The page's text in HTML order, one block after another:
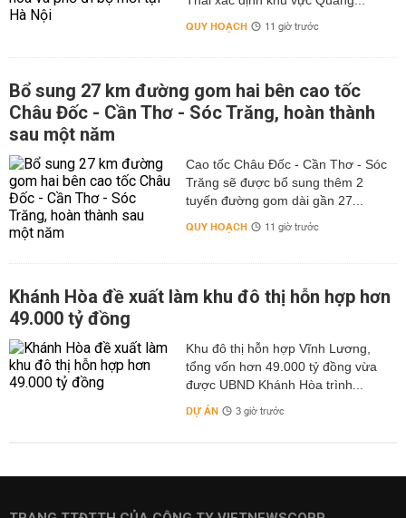
QUY HOẠCH 11 giờ trước
Bổ sung 27 km đường gom hai bên cao tốc
Châu Đốc - Cần Thơ - Sóc Trăng, hoàn thành
sau một năm
Cao tốc Châu Đốc - Cần Thơ - Sóc
Trăng sẽ được bổ sung thêm 2
tuyến đường gom dài gần 27...
QUY HOẠCH 11 giờ trước
Khánh Hòa đề xuất làm khu đô thị hỗn hợp hơn
49.000 tỷ đồng
Khu đô thị hỗn hợp Vĩnh Lương,
tổng vốn hơn 49.000 tỷ đồng vừa
được UBND Khánh Hòa trình...
DỰ ÁN 3 giờ trước